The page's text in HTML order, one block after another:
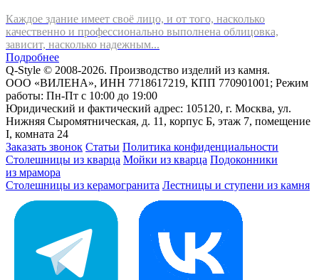
Каждое здание имеет своё лицо, и от того, насколько
качественно и профессионально выполнена облицовка,
зависит, насколько надежным...
Подробнее
Q-Style © 2008-2026. Производство изделий из камня.
ООО «ВИЛЕНА», ИНН 7718617219, КПП 770901001; Режим
работы: Пн-Пт с 10:00 до 19:00
Юридический и фактический адрес: 105120, г. Москва, ул.
Нижняя Сыромятническая, д. 11, корпус Б, этаж 7, помещение
I, комната 24
Заказать звонок Статьи Политика конфиденциальности
Столешницы из кварца Мойки из кварца Подоконники
из мрамора
Столешницы из керамогранита Лестницы и ступени из камня